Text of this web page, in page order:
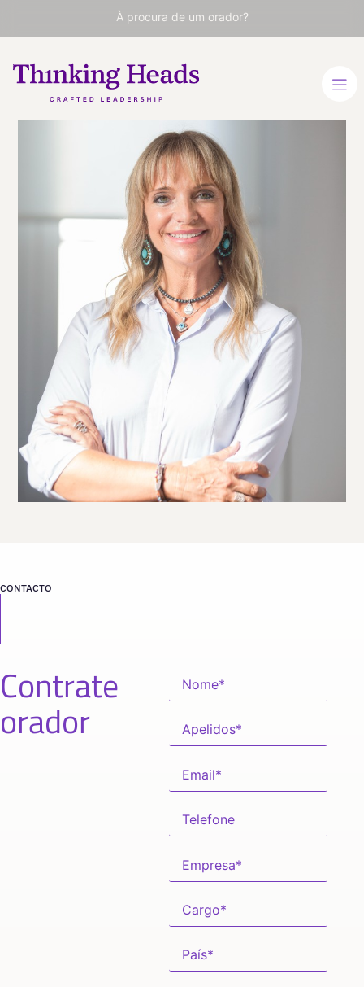
À procura de um orador?
Miryam
Encabo
Especialista em
transformação pessoal e
emocional.
ESPANHOL
VER PERFIL
ESPAÑA
ALICANTE
CONTACTO
Contrate
orador